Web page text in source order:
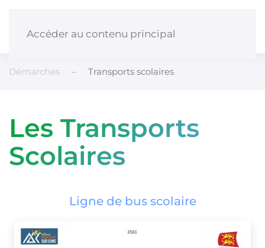
Accéder au contenu principal
Démarches Transports scolaires
Les Transports
Scolaires
Ligne de bus scolaire